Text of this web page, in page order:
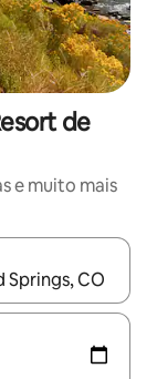
de
e muito mais
explore-os